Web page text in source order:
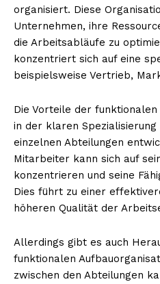
organisiert. Diese
Unternehmen, ihre
die Arbeitsabläufe zu
konzentriert sich auf eine
beispielsweise Vertrieb,
Die Vorteile der
in der klaren
einzelnen Abteilungen
Mitarbeiter kann sich auf
konzentrieren und seine
Dies führt zu einer
höheren Qualität der
Allerdings gibt es auch
funktionalen
zwischen den Abteilungen